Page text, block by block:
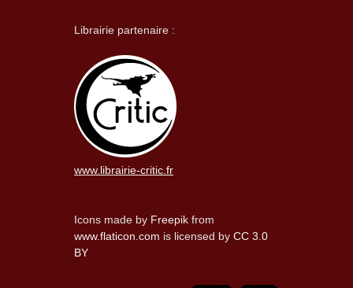
Librairie partenaire :
www.librairie-critic.fr
Icons made by Freepik from
www.flaticon.com is licensed by CC 3.0
BY